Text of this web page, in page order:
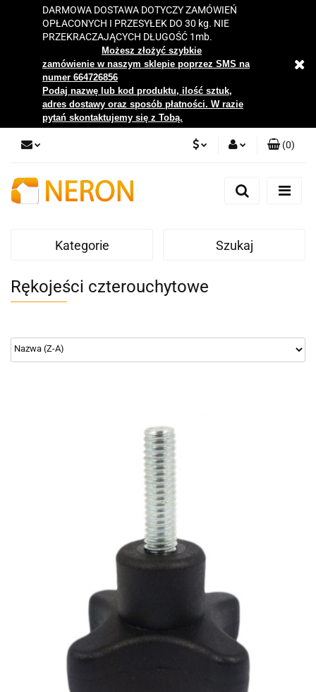
DARMOWA DOSTAWA DOTYCZY ZAMÓWIEŃ
OPŁACONYCH I PRZESYŁEK DO 30 kg. NIE
PRZEKRACZAJĄCYCH DŁUGOŚĆ 1mb.
Możesz złożyć szybkie
zamówienie w naszym sklepie poprzez SMS na
numer 664726856
Podaj nazwę lub kod produktu, ilość sztuk,
adres dostawy oraz sposób płatności. W razie
pytań skontaktujemy się z Tobą.
Zaloguj się
Zgody cookies
(0)
Kategorie Szukaj
Rękojeści czterouchytowe